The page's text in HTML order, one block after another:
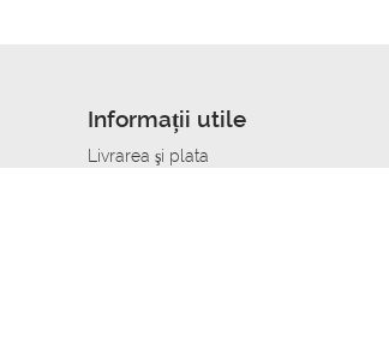
Informații utile
Livrarea şi plata